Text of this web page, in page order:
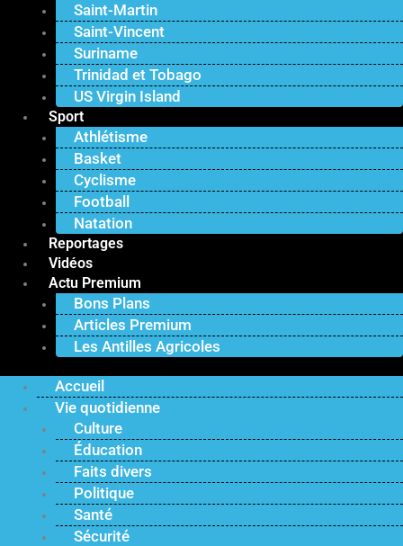
Saint-Martin
Saint-Vincent
Suriname
Trinidad et Tobago
US Virgin Island
Sport
Athlétisme
Basket
Cyclisme
Football
Natation
Reportages
Vidéos
Actu Premium
Bons Plans
Articles Premium
Les Antilles Agricoles
Accueil
Vie quotidienne
Culture
Éducation
Faits divers
Politique
Santé
Sécurité